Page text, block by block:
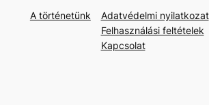
A történetünk
Adatvédelmi nyilatkozat
Felhasználási feltételek
Kapcsolat